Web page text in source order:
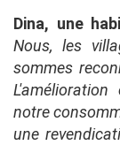
Dina, une
Nous, les
sommes
notre
une